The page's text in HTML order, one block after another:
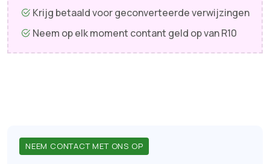
Krijg betaald voor geconverteerde verwijzingen
Neem op elk moment contant geld op van R10
NEEM CONTACT MET ONS OP